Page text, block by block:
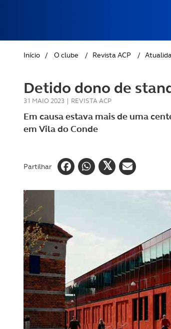
GOLFE
AUTOCARAVANISMO
Início / O clube / Revista ACP /
Detido dono de
31 MAIO 2023 | REVISTA ACP
Em causa estava mais de uma
em Vila do Conde
Partilhar